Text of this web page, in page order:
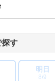
探す
明日
8/9